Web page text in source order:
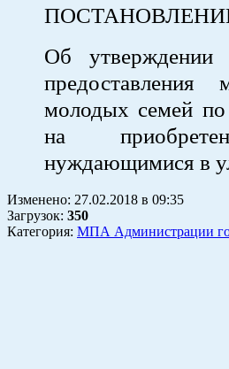
ПОСТАНОВЛЕНИЕ
Об утверждении
предоставления
молодых семей
на
нуждающимися в
Изменено: 27.02.2018 в 09:35
Загрузок: 350
Категория: МПА Администрации